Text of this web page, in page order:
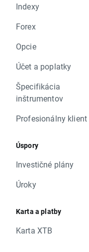
Indexy
Forex
Opcie
Účet a poplatky
Špecifikácia
inštrumentov
Profesionálny klient
Úspory
Investičné plány
Úroky
Karta a platby
Karta XTB